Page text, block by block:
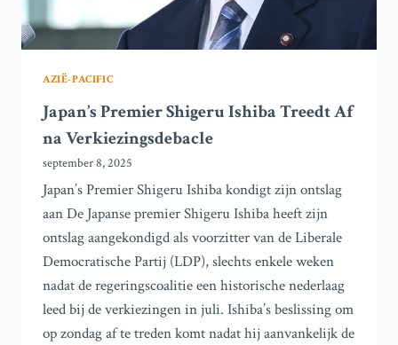
AZIË-PACIFIC
Japan’s Premier Shigeru Ishiba Treedt Af
na Verkiezingsdebacle
september 8, 2025
Japan’s Premier Shigeru Ishiba kondigt zijn ontslag
aan De Japanse premier Shigeru Ishiba heeft zijn
ontslag aangekondigd als voorzitter van de Liberale
Democratische Partij (LDP), slechts enkele weken
nadat de regeringscoalitie een historische nederlaag
leed bij de verkiezingen in juli. Ishiba’s beslissing om
op zondag af te treden komt nadat hij aanvankelijk de